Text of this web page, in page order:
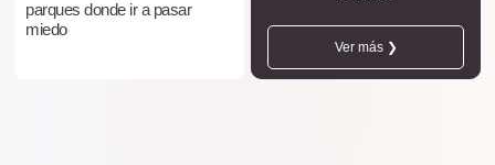
parques donde ir a pasar
miedo
Ver más ❯